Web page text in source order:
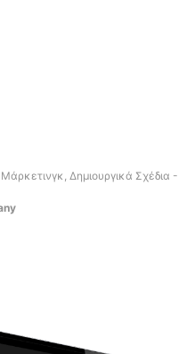
Δημιουργικά Σχέδια -